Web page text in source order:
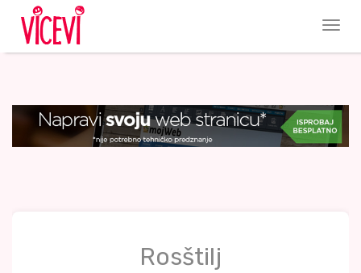
Rosštilj